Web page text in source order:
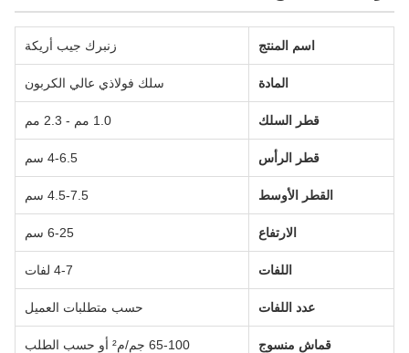
اسم المنتج زنبرك جيب أريكة
المادة سلك فولاذي عالي الكربون
قطر السلك 1.0 مم - 2.3 مم
قطر الرأس 4-6.5 سم
القطر الأوسط 4.5-7.5 سم
الارتفاع 6-25 سم
اللفات 4-7 لفات
عدد اللفات حسب متطلبات العميل
قماش منسوج 65-100 جم/م² أو حسب الطلب